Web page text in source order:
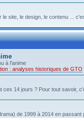
le site, le design, le contenu ...
à l'anime
: analyses historiques de GTO
ces 14 jours ? Pour tout savoir,
de 1999 à 2014 en passant